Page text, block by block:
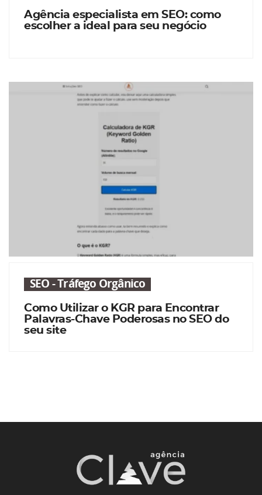
Agência especialista em SEO: como
escolher a ideal para seu negócio
SEO - Tráfego Orgânico
Como Utilizar o KGR para Encontrar
Palavras-Chave Poderosas no SEO do
seu site